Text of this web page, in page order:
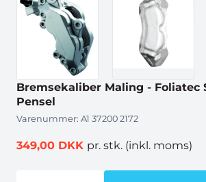
Bremsekaliber Maling - Foliatec
Pensel
Varenummer: A1 37200 2172
349,00 DKK pr. stk. (inkl. moms)